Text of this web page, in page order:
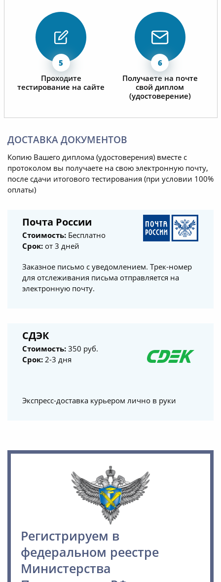
Проходите
тестирование на сайте
Получаете на почте
свой диплом
(удостоверение)
ДОСТАВКА ДОКУМЕНТОВ
Копию Вашего диплома (удостоверения) вместе с
протоколом вы получаете на свою электронную почту,
после сдачи итогового тестирования (при условии 100%
оплаты)
Почта России
Стоимость: Бесплатно
Срок: от 3 дней
Заказное письмо с уведомлением. Трек-номер
для отслеживания письма отправляется на
электронную почту.
СДЭК
Стоимость: 350 руб.
Срок: 2-3 дня
Экспресс-доставка курьером лично в руки
Регистрируем в
федеральном реестре
Министерства